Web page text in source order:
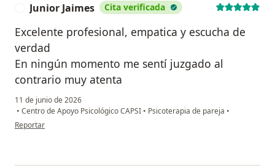
Junior Jaimes Cita verificada
Excelente profesional, empatica y escucha de
verdad
En ningún momento me sentí juzgado al
contrario muy atenta
11 de junio de 2026
• Centro de Apoyo Psicológico CAPSI • Psicoterapia de pareja •
en opinión del usuario Junior Jaimes
Reportar